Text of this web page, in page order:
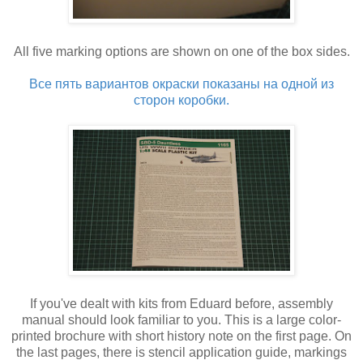
All five marking options are shown on one of the box sides.
Все пять вариантов окраски показаны на одной из
сторон коробки.
If you've dealt with kits from Eduard before, assembly
manual should look familiar to you. This is a large color-
printed brochure with short history note on the first page. On
the last pages, there is stencil application guide, markings